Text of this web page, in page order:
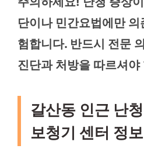
단이나 민간요법에만
험합니다. 반드시 전문
진단과 처방을 따르셔야
갈산동 인근 난
보청기 센터 정보